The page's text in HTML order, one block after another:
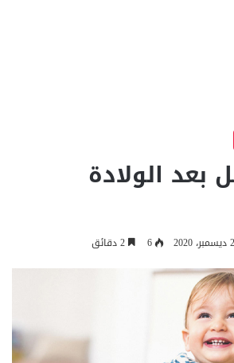
بعد الولادة
6